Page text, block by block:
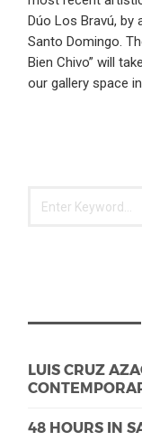
Dúo Los Bravú,
Santo Domingo.
Bien Chivo” will
our gallery space
LUIS CRUZ
48 HOURS IN